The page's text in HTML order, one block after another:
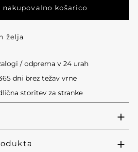
želja
/ odprema v 24 urah
dni brez težav vrne
storitev za stranke